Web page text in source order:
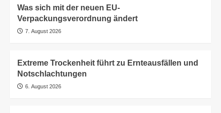
Was sich mit der neuen EU-
Verpackungsverordnung ändert
7. August 2026
Extreme Trockenheit führt zu Ernteausfällen und
Notschlachtungen
6. August 2026